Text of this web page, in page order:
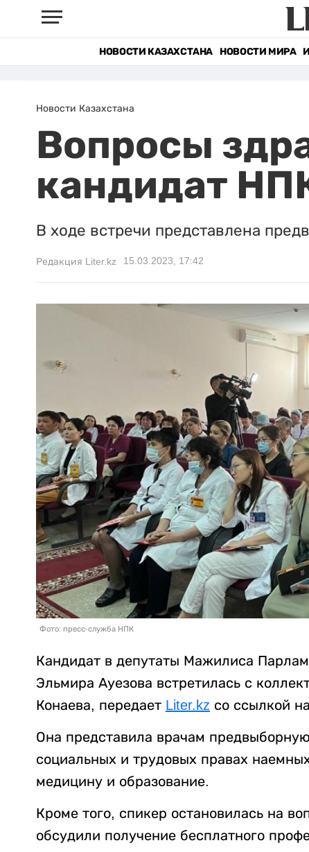
НОВОСТИ КАЗАХСТАНА НОВОСТИ МИРА
Новости Казахстана
Вопросы
кандидат
В ходе встречи представлена
Редакция Liter.kz 15.03.2023, 17:42
Фото: пресс-служба НПК
Кандидат в депутаты Мажилиса
Эльмира Ауезова встретилась с
Конаева, передает Liter.kz со ссылкой
Она представила врачам
социальных и трудовых правах
медицину и образование.
Кроме того, спикер остановилась на
обсудили получение бесплатного